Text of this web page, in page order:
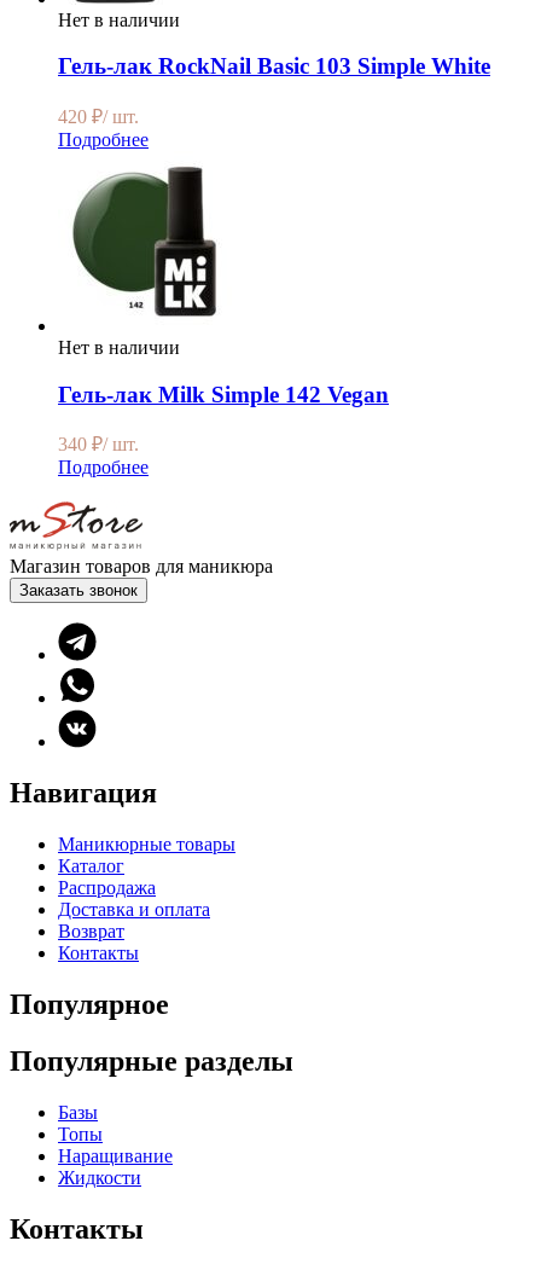
Нет в наличии
Гель-лак RockNail Basic 103 Simple White
420 ₽/ шт.
Подробнее
Нет в наличии
Гель-лак Milk Simple 142 Vegan
340 ₽/ шт.
Подробнее
Магазин товаров для маникюра
Заказать звонок
Навигация
Маникюрные товары
Каталог
Распродажа
Доставка и оплата
Возврат
Контакты
Популярное
Популярные разделы
Базы
Топы
Наращивание
Жидкости
Контакты